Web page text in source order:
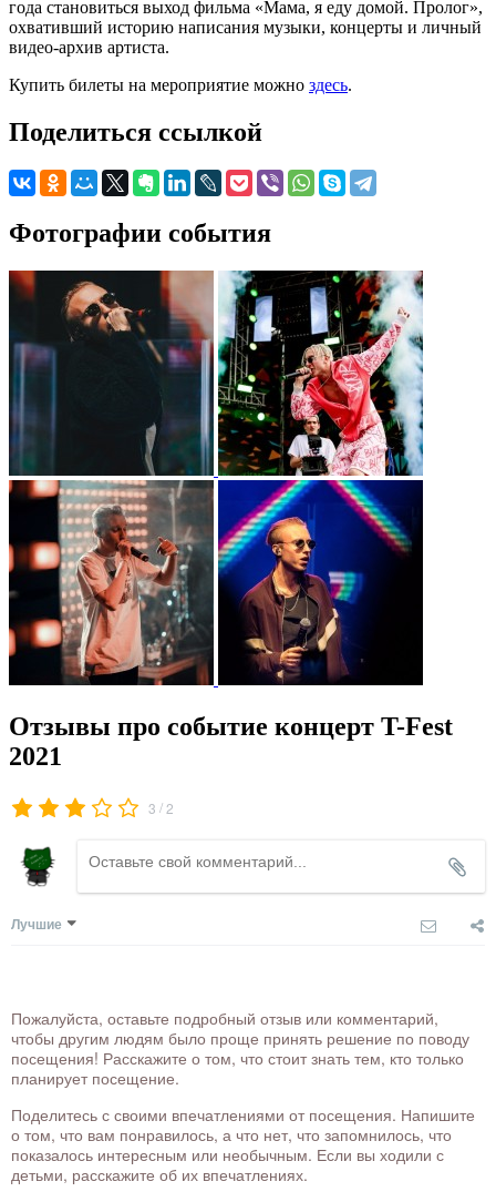
года становиться выход фильма «Мама, я еду домой. Пролог»,
охвативший историю написания музыки, концерты и личный
видео-архив артиста.
Купить билеты на мероприятие можно здесь.
Поделиться ссылкой
Фотографии события
Отзывы про событие концерт T-Fest
2021
3 /2
Лучшие
Пожалуйста, оставьте подробный отзыв или комментарий,
чтобы другим людям было проще принять решение по поводу
посещения! Расскажите о том, что стоит знать тем, кто только
планирует посещение.
Поделитесь с своими впечатлениями от посещения. Напишите
о том, что вам понравилось, а что нет, что запомнилось, что
показалось интересным или необычным. Если вы ходили с
детьми, расскажите об их впечатлениях.